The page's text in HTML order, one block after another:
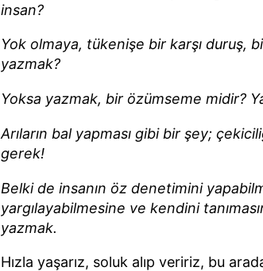
insan?
Yok olmaya, tükenişe bir karşı duruş,
yazmak?
Yoksa yazmak, bir özümseme midir?
Arıların bal yapması gibi bir şey;
gerek!
Belki de insanın öz denetimini
yargılayabilmesine ve kendini
yazmak.
Hızla yaşarız, soluk alıp veririz, bu